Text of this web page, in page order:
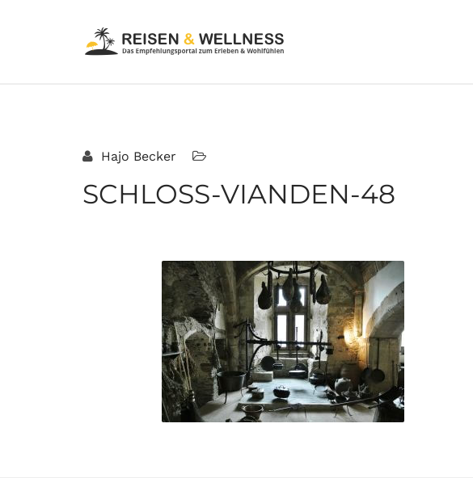
Hajo Becker
SCHLOSS-VIANDEN-48